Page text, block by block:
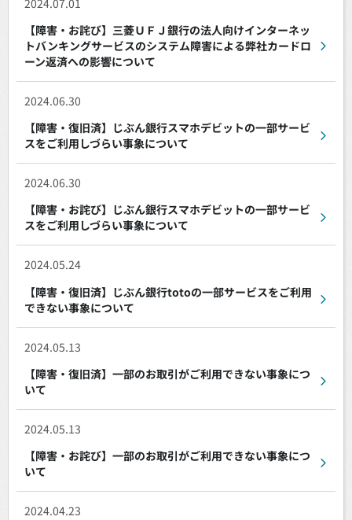
2024.07.01
【障害・お詫び】三菱ＵＦＪ銀行の法人向けインターネッ
トバンキングサービスのシステム障害による弊社カードロ
ーン返済への影響について
2024.06.30
【障害・復旧済】じぶん銀行スマホデビットの一部サービ
スをご利用しづらい事象について
2024.06.30
【障害・お詫び】じぶん銀行スマホデビットの一部サービ
スをご利用しづらい事象について
2024.05.24
【障害・復旧済】じぶん銀行totoの一部サービスをご利用
できない事象について
2024.05.13
【障害・復旧済】一部のお取引がご利用できない事象につ
いて
2024.05.13
【障害・お詫び】一部のお取引がご利用できない事象につ
いて
2024.04.23